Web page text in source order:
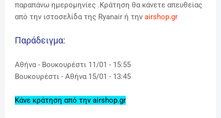
παραπάνω ημερομηνίες .Κράτηση θα κάνετε απευθείας
από την ιστοσελίδα της Ryanair ή την airshop.gr
Παράδειγμα:
Αθήνα - Βουκουρέστι 11/01 - 15:55
Βουκουρέστι - Αθήνα 15/01 - 13:45
Κάνε κράτηση από την airshop.gr